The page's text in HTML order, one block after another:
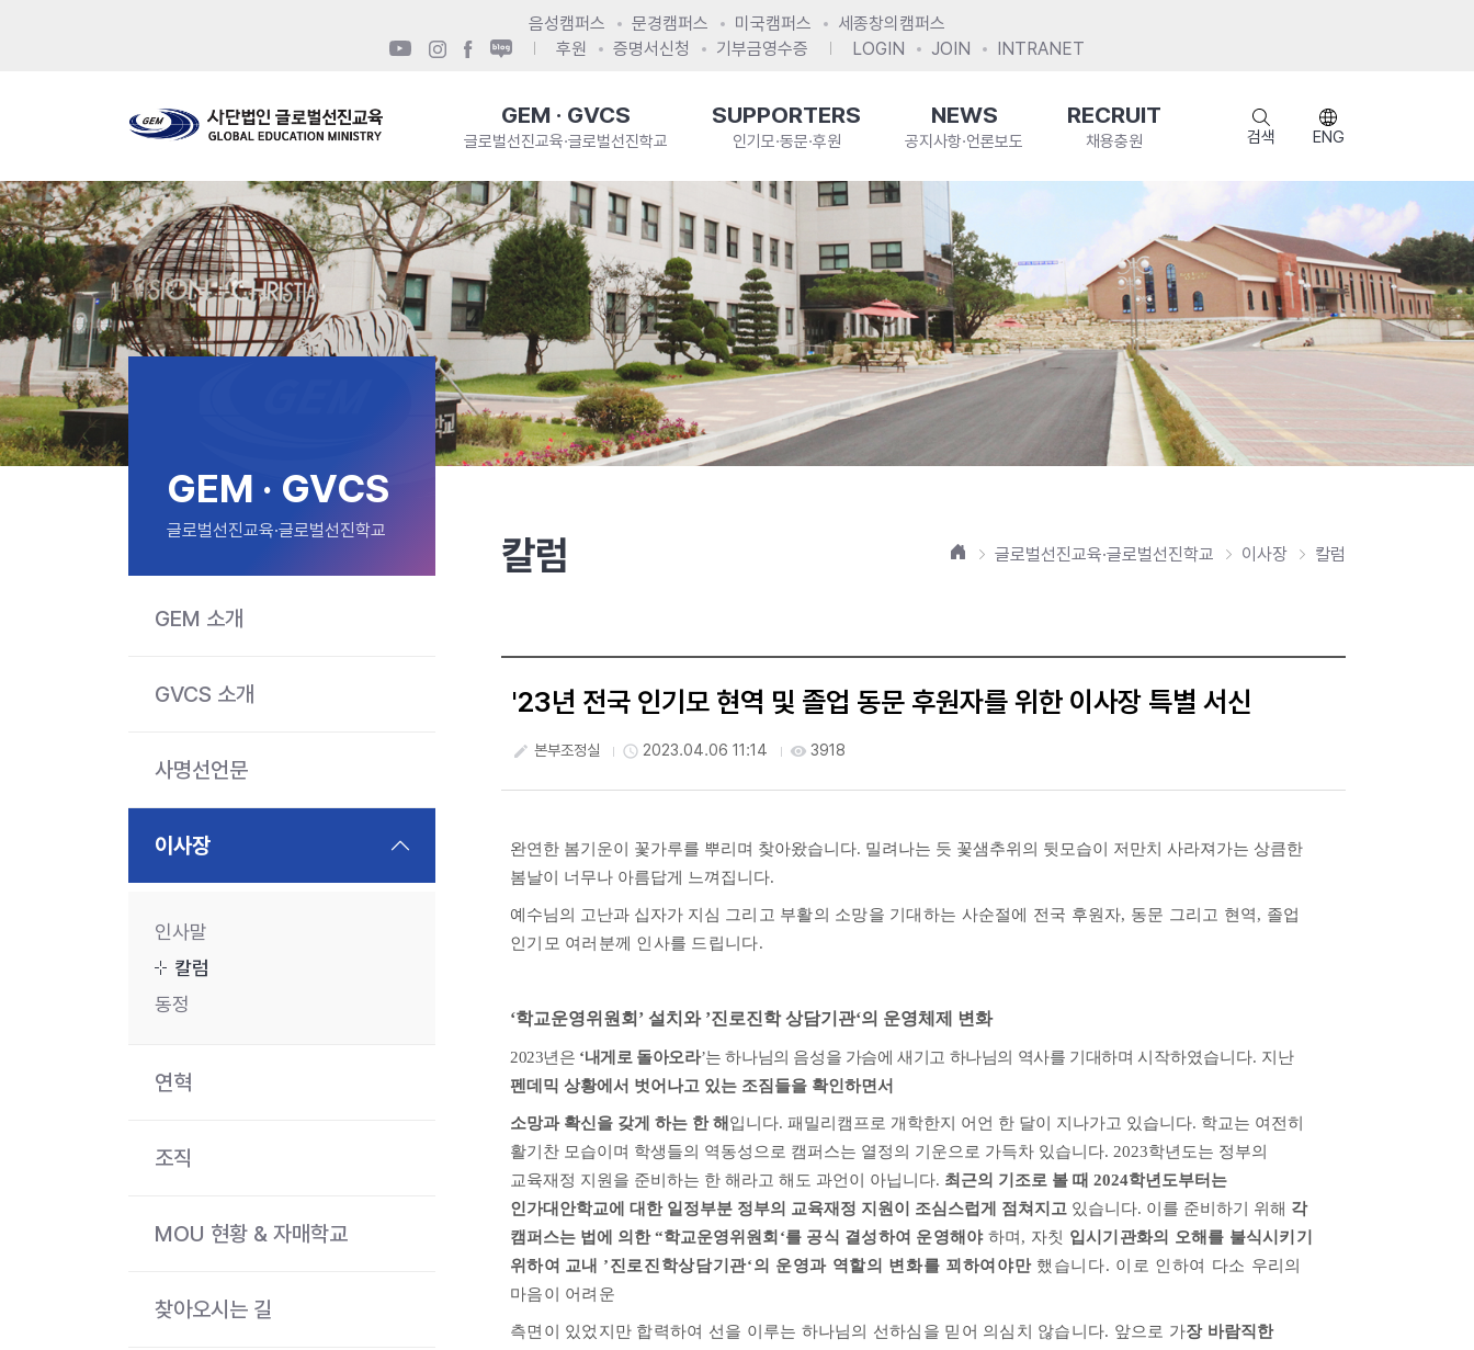
음성캠퍼스 문경캠퍼스 미국캠퍼스
세종창의캠퍼스
후원
증명서신청 기부금영수증 LOGIN JOIN INTRANET
GEM · GVCS
글로벌선진교육·글로벌선진학교
SUPPORTERS
인기모·동문·후원
NEWS
공지사항·언론보도
RECRUIT
채용충원 검색 ENG
GEM · GVCS
글로벌선진교육·글로벌선진학교
GEM 소개
GVCS 소개
사명선언문
이사장
인사말
칼럼
동정
연혁
조직
MOU 현황 & 자매학교
찾아오시는 길
칼럼 홈 글로벌선진교육·글로벌선진학교 이사장 칼럼
'23년 전국 인기모 현역 및 졸업 동문 후원자를 위한 이사장 특별 서신
create 본부조정실 access_time 2023.04.06 11:14 visibility 3918
완연한 봄기운이 꽃가루를 뿌리며 찾아왔습니다. 밀려나는 듯 꽃샘추위의 뒷모습이 저만치 사라져가는 상큼한
봄날이 너무나 아름답게 느껴집니다.
예수님의 고난과 십자가 지심 그리고 부활의 소망을 기대하는 사순절에 전국 후원자, 동문 그리고 현역, 졸업
인기모 여러분께 인사를 드립니다.
‘학교운영위원회 ’ 설치와 ’진로진학 상담기관‘의 운영체제 변화
2023년은 ‘내게로 돌아오라’는 하나님의 음성을 가슴에 새기고 하나님의 역사를 기대하며 시 작하였습니다. 지난
펜데믹 상황에서 벗어나고 있는 조짐들을 확인하면서
소망과 확신을 갖게 하는 한 해 입니다. 패밀리캠프로 개학한지 어언 한 달이 지나가고 있습니다. 학교는 여전히
활기찬 모습이며 학생들의 역동성으로 캠퍼스는 열정의 기운으로 가득차 있습니다. 2023학년도는 정부의
교육재정 지원을 준비하는 한 해라고 해도 과언이 아닙니다. 최근의 기조로 볼 때 2024학년도부터는
인가대안학교에 대한 일정부분 정부의 교육재정 지원이 조심스럽게 점쳐지고 있습니다. 이를 준비하기 위해 각
캠퍼스는 법에 의한“학교운영위 원회 ‘를 공식 결성하여 운영해야 하며 , 자칫 입시기관화의 오해를 불식시키기
위하여 교내 ’진로진학상담기관‘의 운영과 역할의 변화를 꾀하여야만 했습니다. 이로 인하여 다소 우리의
마음이 어려운
측면이 있었지만 합력하여 선을 이루는 하나님의 선하심을 믿어 의심치 않습니다. 앞으로 가장 바람직한